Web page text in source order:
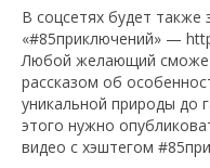
В соцсетях будет
«#85приключений» —
Любой желающий
рассказом об
уникальной природы до
этого нужно
видео с хэштегом